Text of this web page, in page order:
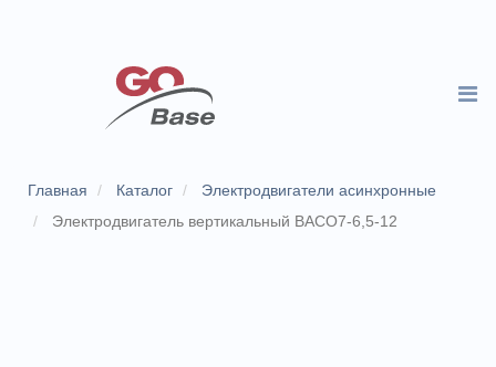
Главная Каталог
Электродвигатели асинхронные
Электродвигатель вертикальный ВАСО7-6,5-12